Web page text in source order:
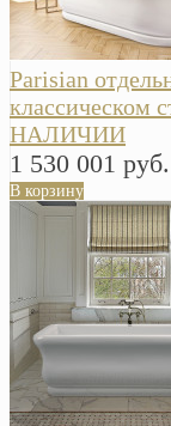
Parisian
классическом
НАЛИЧИИ
1 530 001 руб.
В корзину